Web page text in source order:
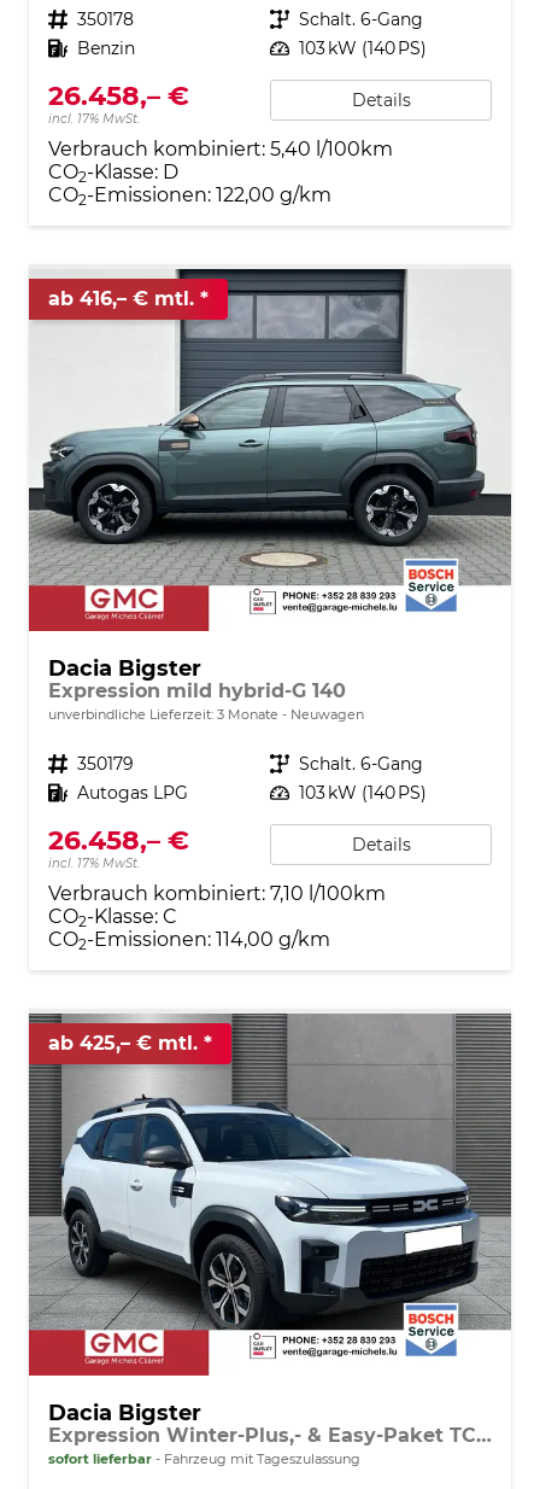
Fahrzeugnr. 350178 Getriebe Schalt. 6-Gang
Kraftstoff Benzin Leistung 103 kW (140 PS)
26.458,– €
incl. 17% MwSt.
Details
Verbrauch kombiniert: 5,40 l/100km
CO2-Klasse: D
CO2-Emissionen: 122,00 g/km
ab 416,– € mtl.
Dacia Bigster
Expression mild hybrid-G 140
unverbindliche Lieferzeit: 3 Monate Neuwagen
Fahrzeugnr. 350179 Getriebe Schalt. 6-Gang
Kraftstoff Autogas LPG Leistung 103 kW (140 PS)
26.458,– €
incl. 17% MwSt.
Details
Verbrauch kombiniert: 7,10 l/100km
CO2-Klasse: C
CO2-Emissionen: 114,00 g/km
ab 425,– € mtl.
Dacia Bigster
Expression Winter-Plus,- & Easy-Paket TCe 140
sofort lieferbar Fahrzeug mit Tageszulassung